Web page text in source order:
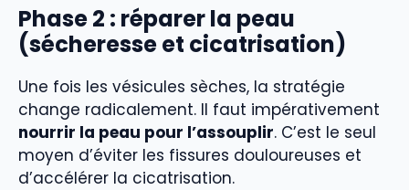
Phase 2 : réparer la peau
(sécheresse et cicatrisation)
Une fois les vésicules sèches, la stratégie
change radicalement. Il faut impérativement
nourrir la peau pour l’assouplir. C’est le seul
moyen d’éviter les fissures douloureuses et
d’accélérer la cicatrisation.